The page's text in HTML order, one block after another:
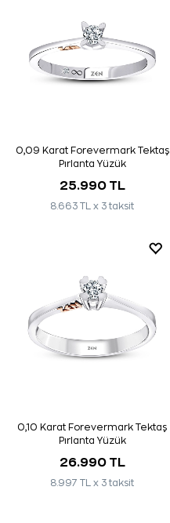
0,09 Karat Forevermark Tektaş
Pırlanta Yüzük
25.990 TL
8.663 TL x 3 taksit
0,10 Karat Forevermark Tektaş
Pırlanta Yüzük
26.990 TL
8.997 TL x 3 taksit